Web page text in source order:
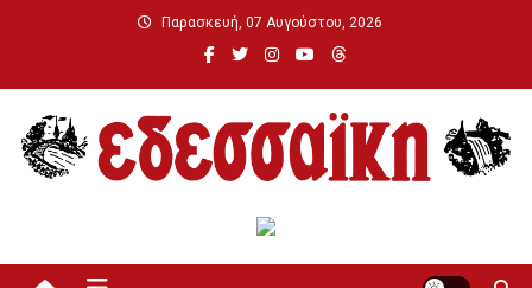
Παρασκευή, 07 Αυγούστου, 2026